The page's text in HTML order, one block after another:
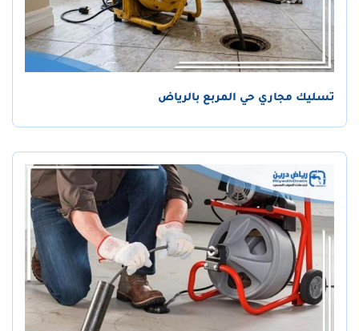
تسليك مجاري حي المربع بالرياض